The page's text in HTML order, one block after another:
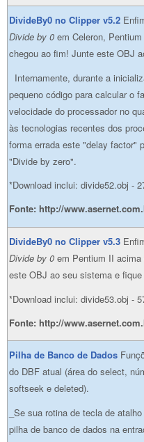
DivideBy0 no Clipper v5.2
Divide by 0 em Celeron,
chegou ao fim! Junte este OBJ
Internamente, durante a
pequeno código para calcular o
velocidade do processador no
às tecnologias recentes dos
forma errada este "delay factor"
"Divide by zero".
*Download inclui: divide52.obj -
Fonte: http://
DivideBy0 no Clipper v5.3
Divide by 0 em Pentium II
este OBJ ao seu sistema e
*Download inclui: divide53.obj -
Fonte: http://
Pilha de Banco de Dados
do DBF atual (área do select,
softseek e deleted).
_Se sua rotina de tecla de
pilha de banco de dados na